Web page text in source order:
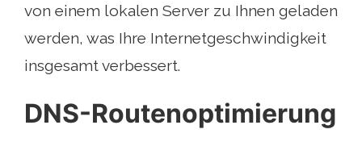
von einem lokalen Server zu Ihnen geladen
werden, was Ihre Internetgeschwindigkeit
insgesamt verbessert.
DNS-Routenoptimierung